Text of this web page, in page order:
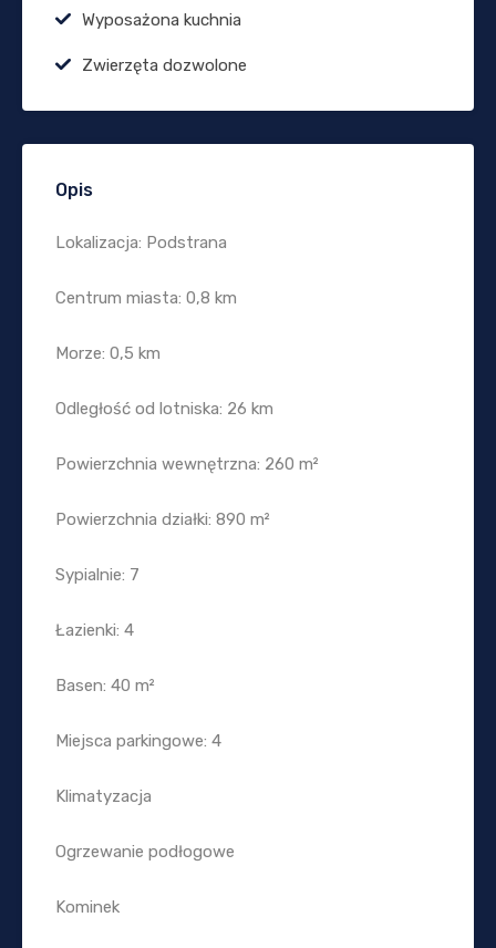
Wyposażona kuchnia
Zwierzęta dozwolone
Opis
Lokalizacja: Podstrana
Centrum miasta: 0,8 km
Morze: 0,5 km
Odległość od lotniska: 26 km
Powierzchnia wewnętrzna: 260 m²
Powierzchnia działki: 890 m²
Sypialnie: 7
Łazienki: 4
Basen: 40 m²
Miejsca parkingowe: 4
Klimatyzacja
Ogrzewanie podłogowe
Kominek